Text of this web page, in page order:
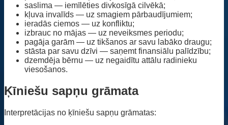
saslima — iemīlēties divkosīgā cilvēkā;
kļuva invalīds — uz smagiem pārbaudījumiem;
ieradās ciemos — uz konfliktu;
izbrauc no mājas — uz neveiksmes periodu;
pagāja garām — uz tikšanos ar savu labāko draugu;
stāsta par savu dzīvi — saņemt finansiālu palīdzību;
dzemdēja bērnu — uz negaidītu attālu radinieku
viesošanos.
Ķīniešu sapņu grāmata
Interpretācijas no ķīniešu sapņu grāmatas: